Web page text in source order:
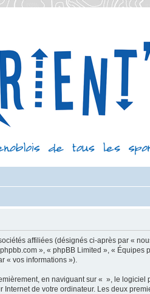
affiliées (désignés ci-après par «
», « phpBB Limited », «
« vos informations »).
en naviguant sur « », le
de votre ordinateur. Les deux